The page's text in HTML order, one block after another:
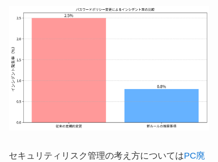
セキュリティリスク管理の考え方についてはPC廃